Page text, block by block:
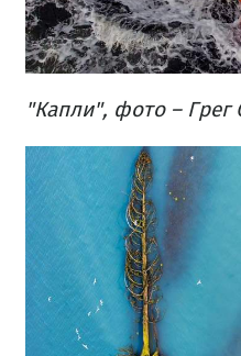
"Капли", фото – Грег